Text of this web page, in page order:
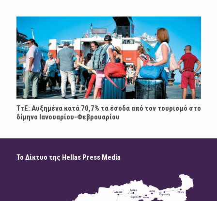
ΤτΕ: Αυξημένα κατά 70,7% τα έσοδα από τον τουρισμό στο
δίμηνο Ιανουαρίου-Φεβρουαρίου
Το Δίκτυο της Hellas Press Media